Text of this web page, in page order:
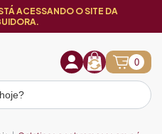
ACESSANDO O SITE DA
0